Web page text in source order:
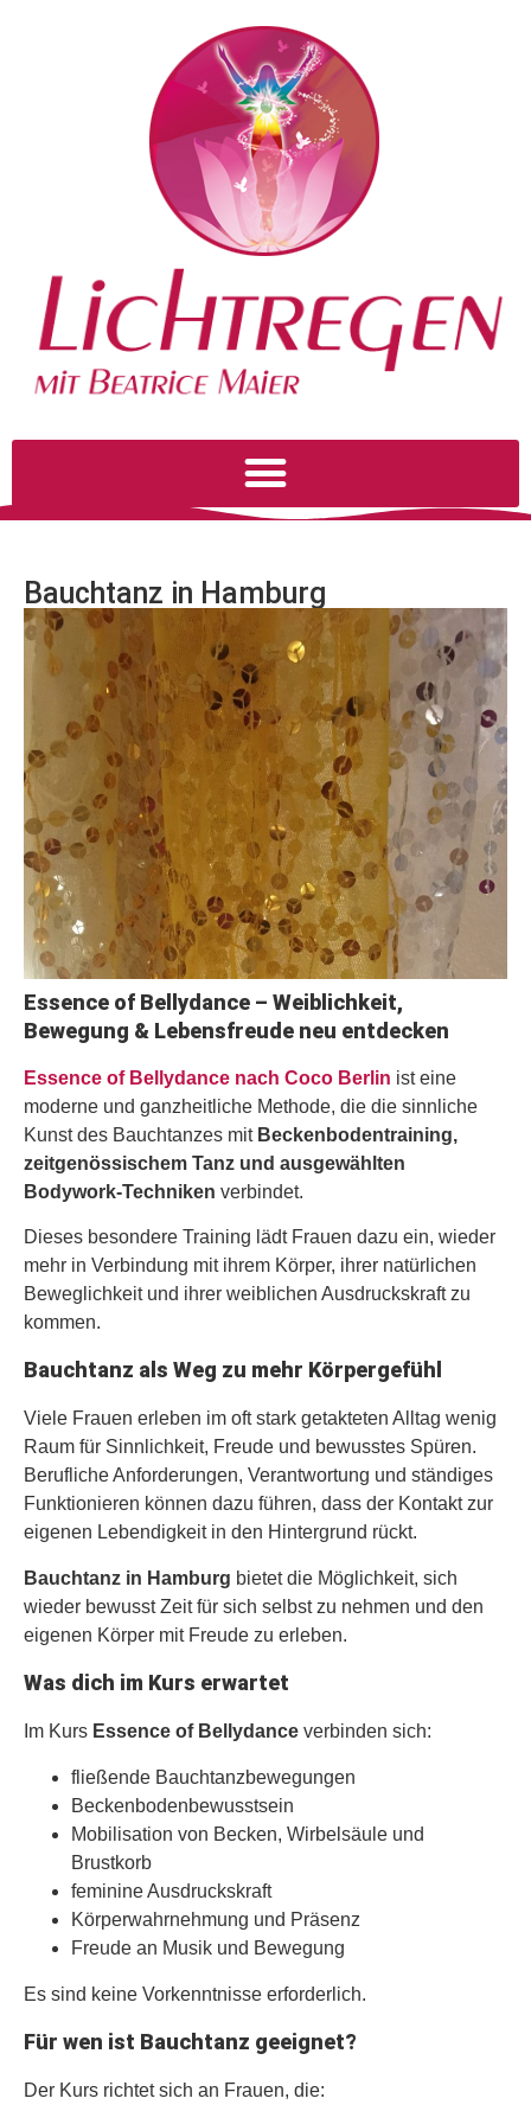
Bauchtanz in Hamburg
Essence of Bellydance – Weiblichkeit,
Bewegung & Lebensfreude neu entdecken
Essence of Bellydance nach Coco Berlin ist eine
moderne und ganzheitliche Methode, die die sinnliche
Kunst des Bauchtanzes mit Beckenbodentraining,
zeitgenössischem Tanz und ausgewählten
Bodywork-Techniken verbindet.
Dieses besondere Training lädt Frauen dazu ein, wieder
mehr in Verbindung mit ihrem Körper, ihrer natürlichen
Beweglichkeit und ihrer weiblichen Ausdruckskraft zu
kommen.
Bauchtanz als Weg zu mehr Körpergefühl
Viele Frauen erleben im oft stark getakteten Alltag wenig
Raum für Sinnlichkeit, Freude und bewusstes Spüren.
Berufliche Anforderungen, Verantwortung und ständiges
Funktionieren können dazu führen, dass der Kontakt zur
eigenen Lebendigkeit in den Hintergrund rückt.
Bauchtanz in Hamburg bietet die Möglichkeit, sich
wieder bewusst Zeit für sich selbst zu nehmen und den
eigenen Körper mit Freude zu erleben.
Was dich im Kurs erwartet
Im Kurs Essence of Bellydance verbinden sich:
fließende Bauchtanzbewegungen
Beckenbodenbewusstsein
Mobilisation von Becken, Wirbelsäule und
Brustkorb
feminine Ausdruckskraft
Körperwahrnehmung und Präsenz
Freude an Musik und Bewegung
Es sind keine Vorkenntnisse erforderlich.
Für wen ist Bauchtanz geeignet?
Der Kurs richtet sich an Frauen, die: